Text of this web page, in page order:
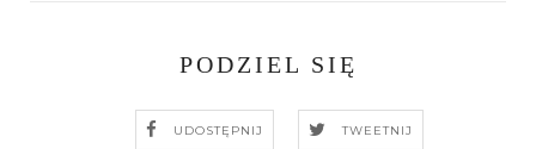
PODZIEL SIĘ
UDOSTĘPNIJ TWEETNIJ